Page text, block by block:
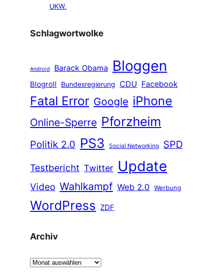
UKW.
Schlagwortwolke
Android Barack Obama Bloggen
Blogroll Bundesregierung CDU Facebook
Fatal Error Google iPhone
Online-Sperre Pforzheim
Politik 2.0 PS3 Social Networking
SPD
Testbericht Twitter Update
Video Wahlkampf Web 2.0 Werbung
WordPress ZDF
Archiv
A